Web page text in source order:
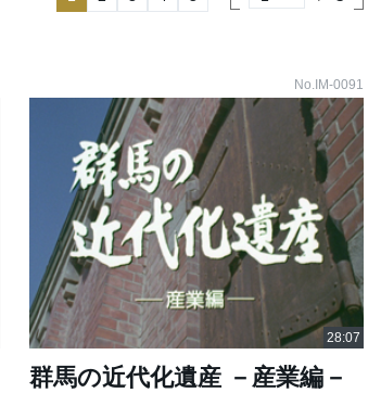
No.IM-0091
群馬の近代化遺産 －産業編－